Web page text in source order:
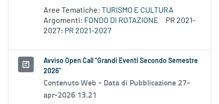
Aree Tematiche: TURISMO E CULTURA
Argomenti: FONDO DI ROTAZIONE
PR 2021-
2027: PR 2021-2027
Avviso Open Call “Grandi Eventi Secondo Semestre
2026”
Contenuto Web - Data di Pubblicazione 27-
apr-2026 13.21